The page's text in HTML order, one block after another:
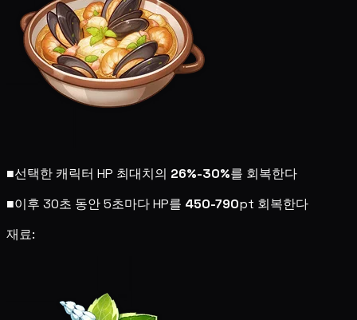
■선택한 캐릭터 HP 최대치의 26%-30%를 회복한다
■이후 30초 동안 5초마다 HP를 450-790pt 회복한다
재료: